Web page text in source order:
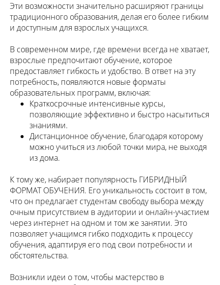
Эти возможности значительно расширяют границы
традиционного образования, делая его более гибким
и доступным для взрослых учащихся.
В современном мире, где времени всегда не хватает,
взрослые предпочитают обучение, которое
предоставляет гибкость и удобство. В ответ на эту
потребность, появляются новые форматы
образовательных программ, включая:
Краткосрочные интенсивные курсы,
позволяющие эффективно и быстро насытиться
знаниями.
Дистанционное обучение, благодаря которому
можно учиться из любой точки мира, не выходя
из дома.
К тому же, набирает популярность ГИБРИДНЫЙ
ФОРМАТ ОБУЧЕНИЯ. Его уникальность состоит в том,
что он предлагает студентам свободу выбора между
очным присутствием в аудитории и онлайн-участием
через интернет на одном и том же занятии. Это
позволяет учащимся гибко подходить к процессу
обучения, адаптируя его под свои потребности и
обстоятельства.
Возникли идеи о том, чтобы мастерство в